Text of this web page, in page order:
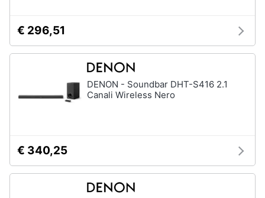
€ 296,51
DENON - Soundbar DHT-S416 2.1
Canali Wireless Nero
€ 340,25